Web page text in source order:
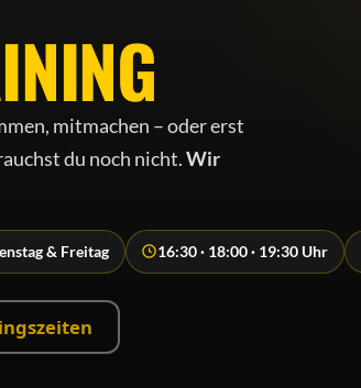
mitmachen – oder erst
du noch nicht.Wir
& Freitag 16:30 · 18:00 · 19:30 Uhr